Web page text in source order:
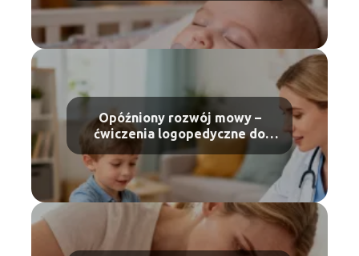
Opóźniony rozwój mowy –
ćwiczenia logopedyczne do
domu